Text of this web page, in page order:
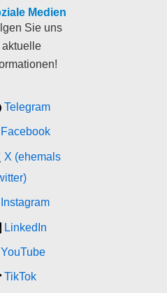
Medien
Sie uns
aktuelle
Telegram
Facebook
X (ehemals
Instagram
LinkedIn
YouTube
TikTok